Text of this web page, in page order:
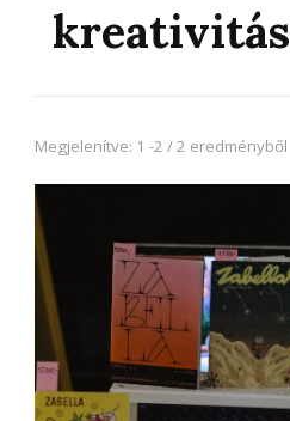
kreativitás
Megjelenítve: 1 -2 / 2 eredményből